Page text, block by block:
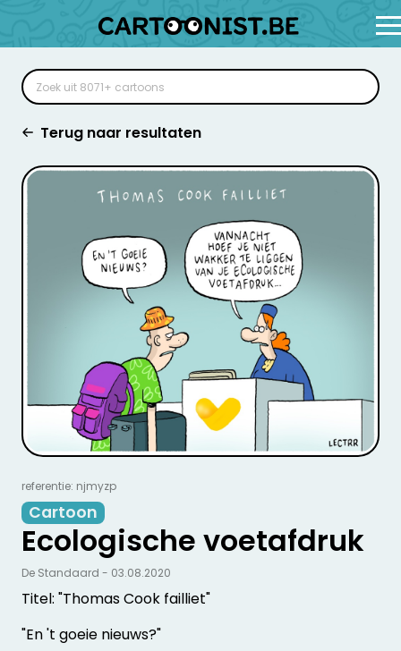
Terug naar resultaten
referentie: njmyzp
Cartoon
Ecologische voetafdruk
Titel: "Thomas Cook failliet"
"En 't goeie nieuws?"
De Standaard - 03.08.2020